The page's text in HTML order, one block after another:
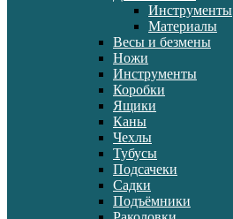
Инструменты
Материалы
Весы и безмены
Ножи
Инструменты
Коробки
Ящики
Каны
Чехлы
Тубусы
Подсачеки
Садки
Подъёмники